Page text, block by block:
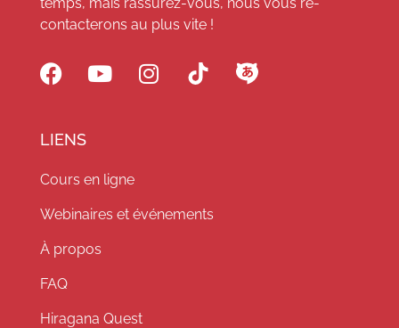
contacterons au plus vite !
LIENS
Cours en ligne
Webinaires et événements
À propos
FAQ
Hiragana Quest